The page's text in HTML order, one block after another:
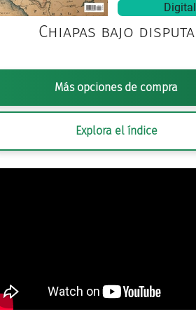
Digital
Chiapas bajo disputa
Más opciones de compra
Explora el índice